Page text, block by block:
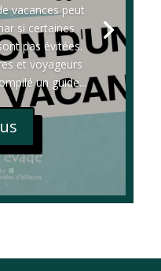
vacances peut
si certaines
pas évitées.
et voyageurs
un guide...